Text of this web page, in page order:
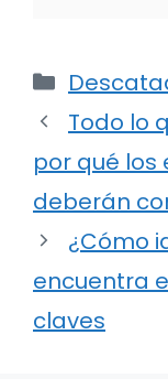
Todo lo
por qué
deberán
¿Cómo
encuentra
claves